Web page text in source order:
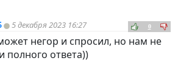
5 декабря 2023 16:27 0
негор и спросил, но нам не
полного ответа))